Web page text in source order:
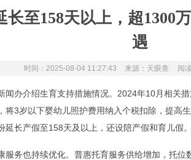
长至158天以上，超1300
遇
时间：2025-08-04 11:27:43 来源：天眼查 阅
闻办介绍生育支持措施情况。2024年10月相关
将3岁以下婴幼儿照护费用纳入个税扣除，提高
延长产假至158天及以上，还设陪产假和育儿假
服务也持续优化。普惠托育服务供给增加，托